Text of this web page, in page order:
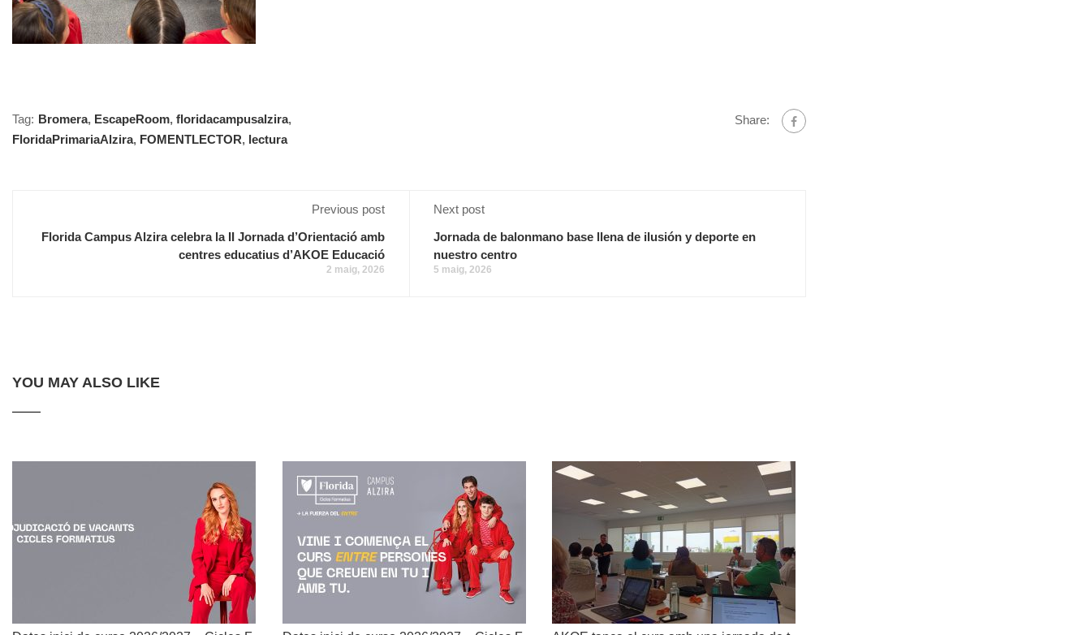
Tag: Bromera, EscapeRoom, floridacampusalzira,
FloridaPrimariaAlzira, FOMENTLECTOR, lectura
Share:
Previous post
Florida Campus Alzira celebra la II Jornada d’Orientació amb
centres educatius d’AKOE Educació
2 maig, 2026
Next post
Jornada de balonmano base llena de ilusión y deporte en
nuestro centro
5 maig, 2026
YOU MAY ALSO LIKE